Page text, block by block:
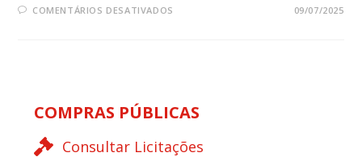
COMENTÁRIOS DESATIVADOS 09/07/2025
COMPRAS PÚBLICAS
Consultar Licitações